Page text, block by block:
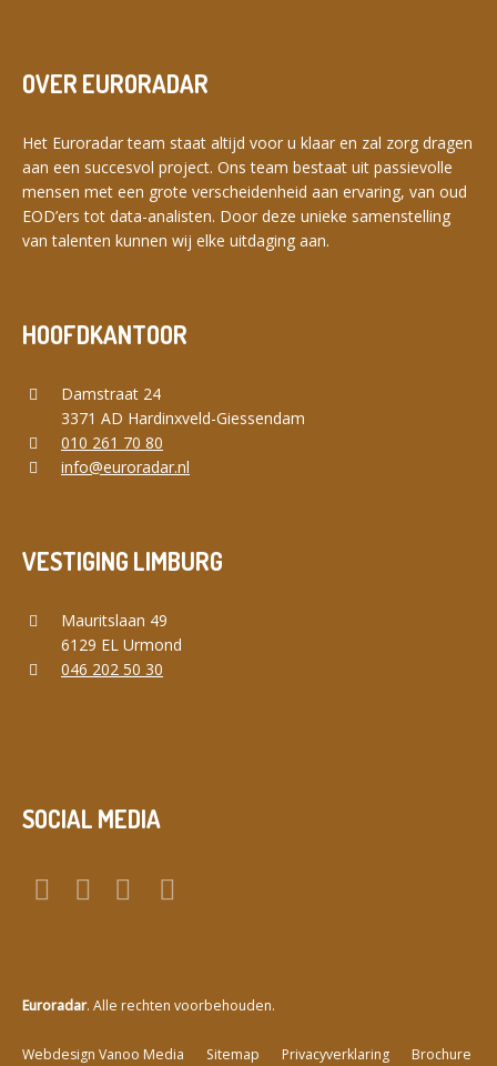
OVER EURORADAR
Het Euroradar team staat altijd voor u klaar en zal zorg dragen
aan een succesvol project. Ons team bestaat uit passievolle
mensen met een grote verscheidenheid aan ervaring, van oud
EOD’ers tot data-analisten. Door deze unieke samenstelling
van talenten kunnen wij elke uitdaging aan.
HOOFDKANTOOR
Damstraat 24
3371 AD Hardinxveld-Giessendam
010 261 70 80
info@euroradar.nl
VESTIGING LIMBURG
Mauritslaan 49
6129 EL Urmond
046 202 50 30
SOCIAL MEDIA
Euroradar. Alle rechten voorbehouden.
Webdesign Vanoo Media Sitemap Privacyverklaring Brochure